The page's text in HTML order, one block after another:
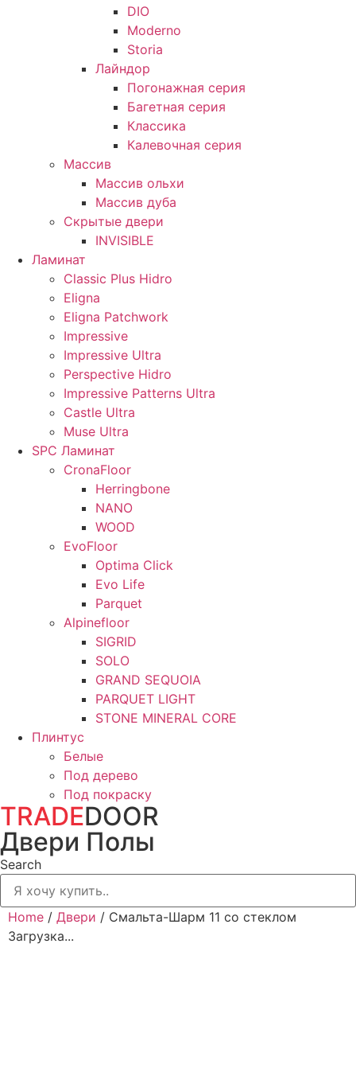
DIO
Moderno
Storia
Лайндор
Погонажная серия
Багетная серия
Классика
Калевочная серия
Массив
Массив ольхи
Массив дуба
Скрытые двери
INVISIBLE
Ламинат
Classic Plus Hidro
Eligna
Eligna Patchwork
Impressive
Impressive Ultra
Perspective Hidro
Impressive Patterns Ultra
Castle Ultra
Muse Ultra
SPC Ламинат
CronaFloor
Herringbone
NANO
WOOD
EvoFloor
Optima Click
Evo Life
Parquet
Alpinefloor
SIGRID
SOLO
GRAND SEQUOIA
PARQUET LIGHT
STONE MINERAL CORE
Плинтус
Белые
Под дерево
Под покраску
TRADEDOOR
Двери Полы
Search
Home / Двери / Смальта-Шарм 11 со стеклом
Загрузка...